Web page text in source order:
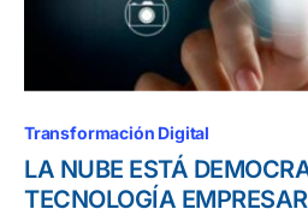
Transformación Digital
LA NUBE ESTÁ
TECNOLOGÍA